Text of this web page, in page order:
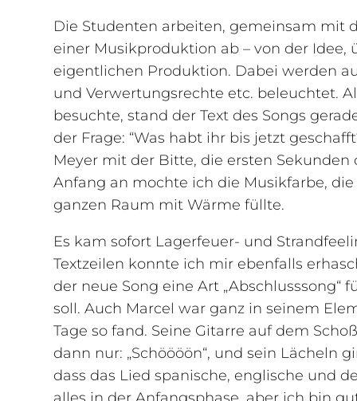
Die Studenten arbeiten, gemeinsam mit
einer Musikproduktion ab – von der Idee,
eigentlichen Produktion. Dabei werden
und Verwertungsrechte etc. beleuchtet.
besuchte, stand der Text des Songs
der Frage: “Was habt ihr bis jetzt
Meyer mit der Bitte, die ersten Sekunden
Anfang an mochte ich die Musikfarbe,
ganzen Raum mit Wärme füllte.
Es kam sofort Lagerfeuer- und
Textzeilen konnte ich mir ebenfalls
der neue Song eine Art
soll. Auch Marcel war ganz in seinem
Tage so fand. Seine Gitarre auf dem
dann nur: „Schöööön“, und sein Lächeln
dass das Lied spanische, englische und